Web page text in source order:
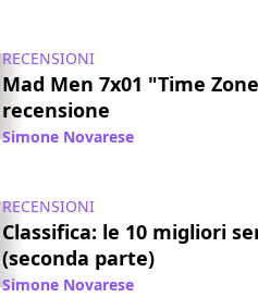
RECENSIONI
Mad Men 7x01 "Time
recensione
Simone Novarese
RECENSIONI
Classifica: le 10 migliori
(seconda parte)
Simone Novarese